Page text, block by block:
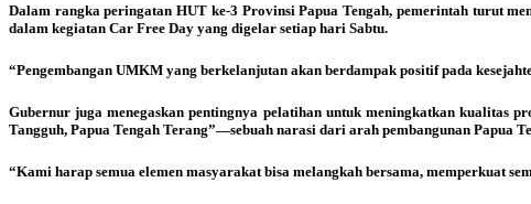
Dalam rangka peringatan HUT ke-3 Provinsi Papua Tengah, pemerintah turut
dalam kegiatan Car Free Day yang digelar setiap hari Sabtu.
“Pengembangan UMKM yang berkelanjutan akan berdampak positif pada
Gubernur juga menegaskan pentingnya pelatihan untuk meningkatkan kualitas
Tangguh, Papua Tengah Terang”—sebuah narasi dari arah pembangunan Papua
“Kami harap semua elemen masyarakat bisa melangkah bersama, memperkuat